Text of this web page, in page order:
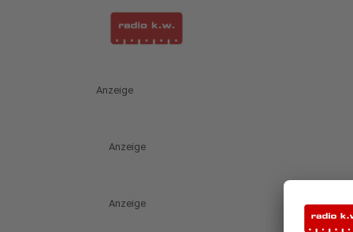
Anzeige
Anzeige
Anzeige